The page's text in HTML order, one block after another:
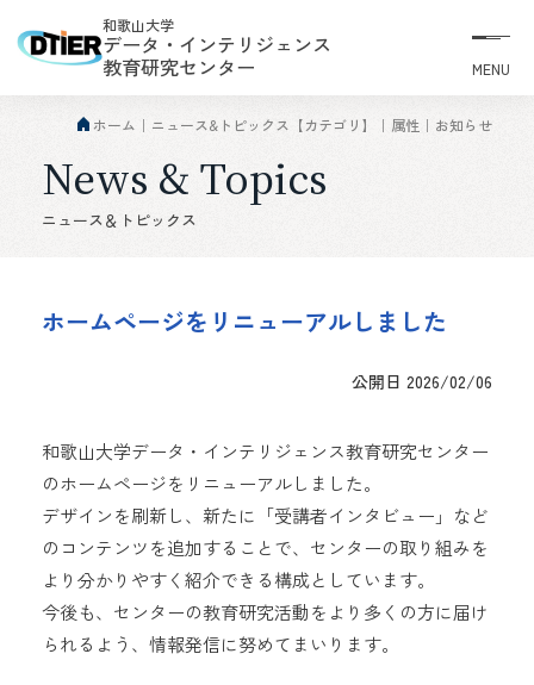
和歌山大学
データ・インテリジェンス
教育研究センター MENU
ホーム ニュース&トピックス【カテゴリ】 属性 お知らせ
News & Topics
ニュース＆トピックス
ホームページをリニューアルしました
公開日 2026/02/06
和歌山大学データ・インテリジェンス教育研究センター
のホームページをリニューアルしました。
デザインを刷新し、新たに「受講者インタビュー」など
のコンテンツを追加することで、センターの取り組みを
より分かりやすく紹介できる構成としています。
今後も、センターの教育研究活動をより多くの方に届け
られるよう、情報発信に努めてまいります。